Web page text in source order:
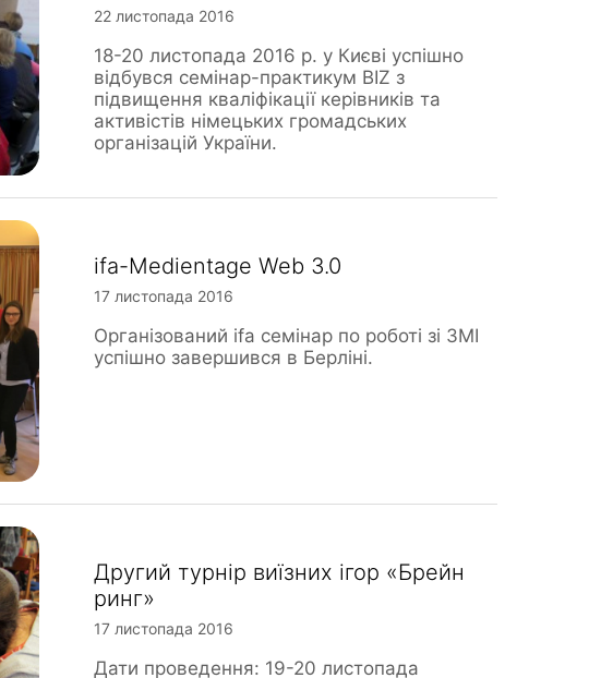
22 листопада 2016
18-20 листопада 2016 р. у Києві успішно
відбувся семінар-практикум BIZ з
підвищення кваліфікації керівників та
активістів німецьких громадських
організацій України.
ifa-Medientage Web 3.0
17 листопада 2016
Організований ifa семінар по роботі зі ЗМІ
успішно завершився в Берліні.
Другий турнір виїзних ігор «Брейн
ринг»
17 листопада 2016
Дати проведення: 19-20 листопада